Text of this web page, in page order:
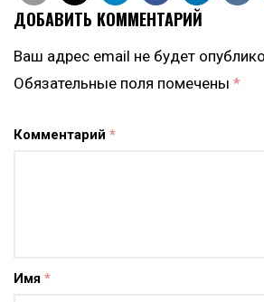
ДОБАВИТЬ КОММЕНТАРИЙ
Ваш адрес email не будет
Обязательные поля помечены *
Комментарий *
Имя *